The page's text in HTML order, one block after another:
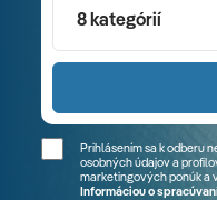
8 kategórií
Prihlásením sa k odberu
osobných údajov a
marketingových ponúk a
Informáciou o